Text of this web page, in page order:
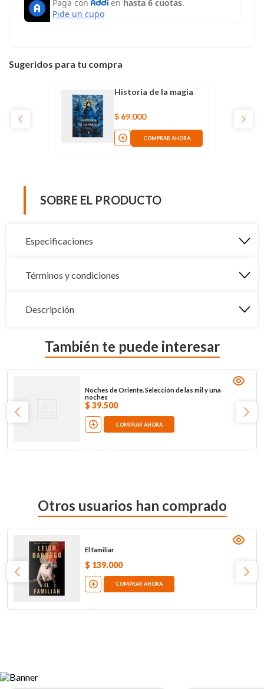
Sugeridos para tu compra
Historia de la magia
$ 69.000
COMPRAR AHORA
SOBRE EL PRODUCTO
Especificaciones
Términos y condiciones
Descripción
También te puede interesar
Noches de Oriente. Selección de las mil y una
noches
$ 39.500
COMPRAR AHORA
Otros usuarios han comprado
El familiar
$ 139.000
COMPRAR AHORA